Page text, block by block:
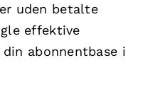
uden betalte
effektive
abonnentbase i